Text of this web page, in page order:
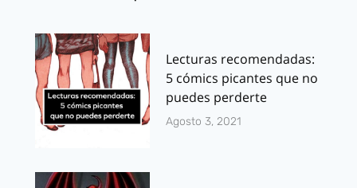
Lecturas recomendadas:
5 cómics picantes que no
puedes perderte
Agosto 3, 2021